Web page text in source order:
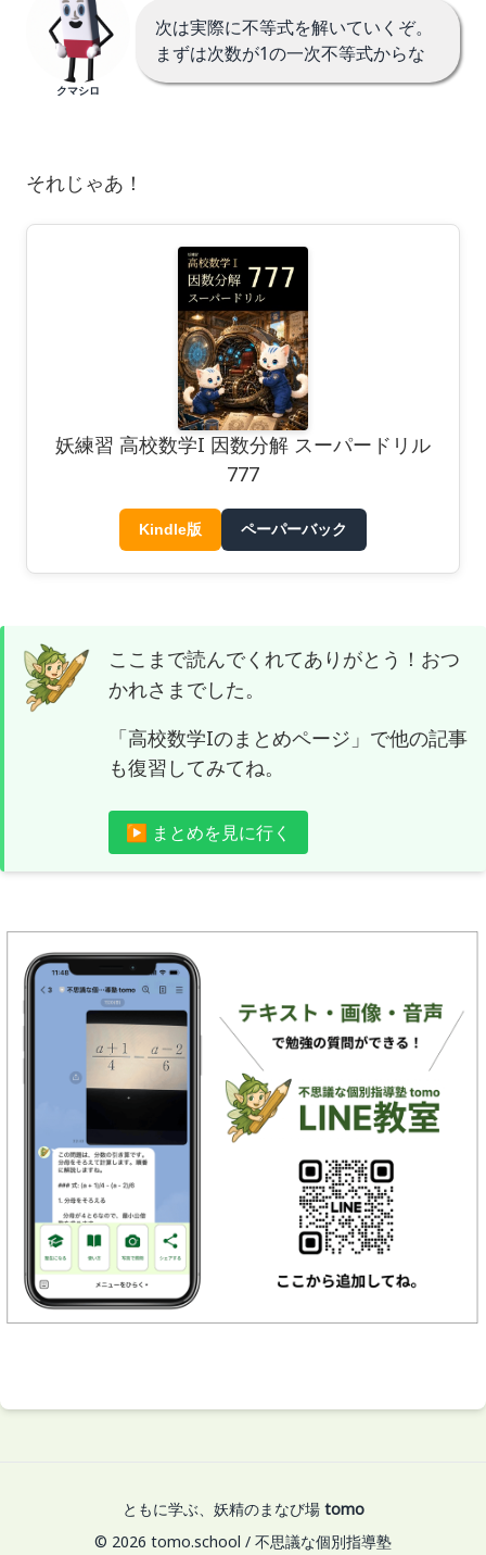
クマシロ
次は実際に不等式を解いていくぞ。
まずは次数が1の一次不等式からな
それじゃあ！
妖練習 高校数学I 因数分解 スーパードリル
777
Kindle版 ペーパーバック
ここまで読んでくれてありがとう！おつ
かれさまでした。
「高校数学Iのまとめページ」で他の記事
も復習してみてね。
▶ まとめを見に行く
ともに学ぶ、妖精のまなび場 tomo
© 2026 tomo.school / 不思議な個別指導塾